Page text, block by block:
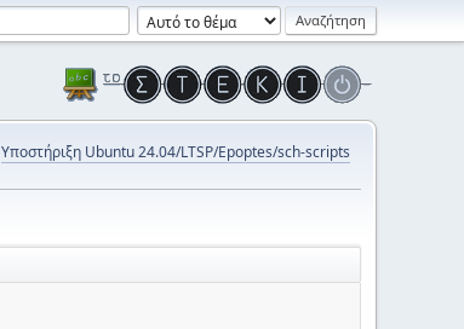
Υποστήριξη Ubuntu 24.04/LTSP/Epoptes/sch-scripts